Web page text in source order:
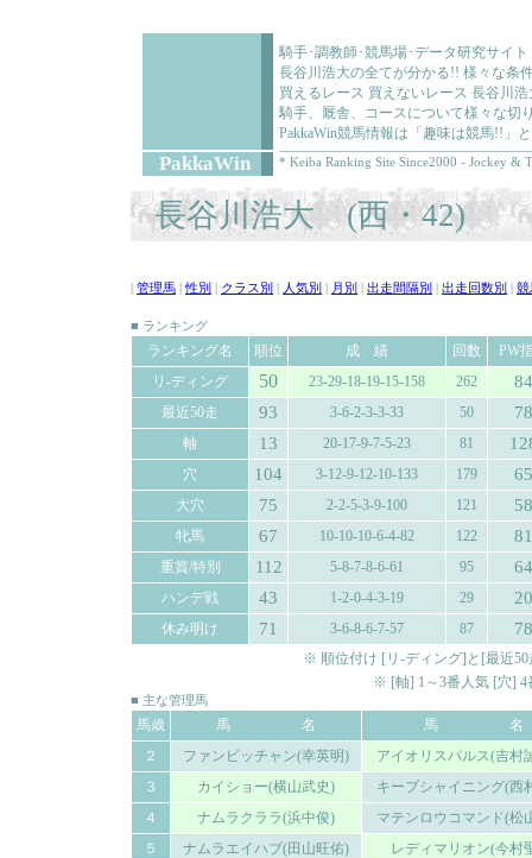
騎手･調教師･競馬場･データ研究サイ
長谷川浩大の全てが分かる!! 様々な条
買えるレース 買えないレース 長谷川
騎手、厩舎、コースについて様々な切
PakkaWin競馬情報は「趣味は競馬!!」
PakkaWin * Keiba Ranking Site Since2000 - Jockey &
長谷川浩大 (西・42)
管理馬 |性別 クラス別 人気別 月別 出走間隔別 出走回数別 競
■ ランキング
ランキング名 順位 成 績 回数
PW
リ-ディング
50 23-29-18-19-15-158 262 84
最近50走 93 3-6-2-3-3-33 50 78
軸 13 20-17-9-7-5-23 81
穴 104 3-12-9-12-10-133 179 65
大穴 75 2-2-5-3-9-100 121 58
牝馬 67 10-10-10-6-4-82 122 81
重賞/特別 112 5-8-7-8-6-61 95 64
ハンデ戦 43 1-2-0-4-3-19 29 20
休み明け 71 3-6-8-6-7-57 87 78
※ 順位付け [リ-ディング]と[最近
※ [軸] 1～3番人気 [穴] 4
■ 主な管理馬
馬歳 馬 名
馬 名
２
ファンビッチャン(幸英明)
アイオリスパルス(吉村
３
カイショー(横山武史)
キープシャイニング(西
４
ナムラクララ(浜中俊)
マテンロウコマンド(松
５
ナムラエイハブ(田山旺佑)
レディマリオン(今村